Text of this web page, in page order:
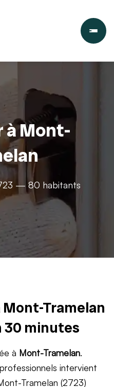
à Mont-
— 80 habitants
Tramelan
minutes
à Mont-Tramelan.
intervient
Tramelan (2723)